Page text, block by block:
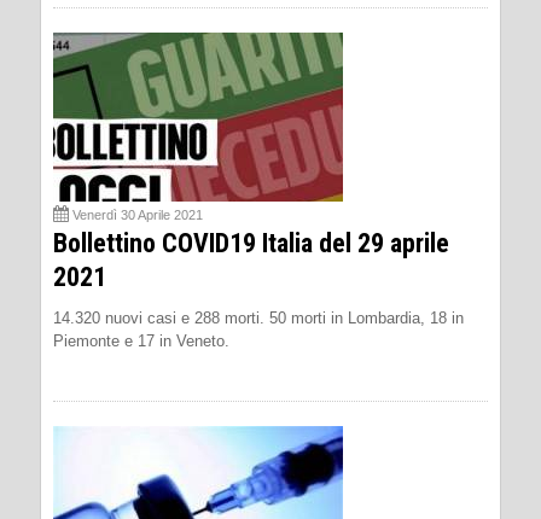
Venerdì 30 Aprile 2021
Bollettino COVID19 Italia del 29 aprile
2021
14.320 nuovi casi e 288 morti. 50 morti in Lombardia, 18 in
Piemonte e 17 in Veneto.